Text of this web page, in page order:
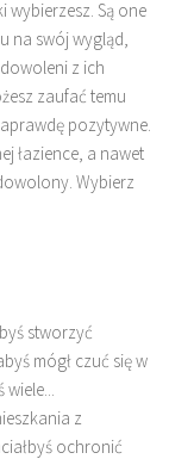
wybierzesz. Są one
na swój wygląd,
z ich
zaufać temu
pozytywne.
łazience, a nawet
Wybierz
stworzyć
mógł czuć się w
wiele...
z
ochronić